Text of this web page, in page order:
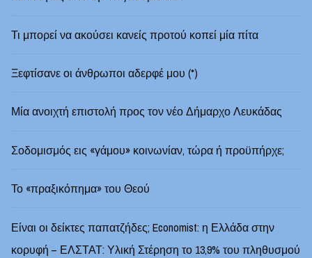
Τι μπορεί να ακούσει κανείς προτού κοπεί μία πίτα
Ξεφτίσανε οι άνθρωποι αδερφέ μου (*)
Μία ανοιχτή επιστολή προς τον νέο Δήμαρχο Λευκάδας
Σοδομισμός εις «γάμου» κοινωνίαν, τώρα ή προϋπήρχε;
Το «πραξικόπημα» του Θεού
Είναι οι δείκτες παπατζήδες; Economist: η Ελλάδα στην
κορυφή – ΕΛΣΤΑΤ: Υλική Στέρηση το 13,9% του πληθυσμού